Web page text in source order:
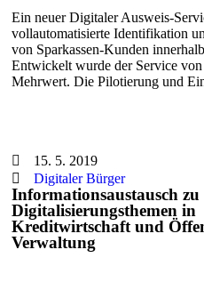
Ein neuer Digitaler Ausweis-
vollautomatisierte Identifikation
von Sparkassen-Kunden
Entwickelt wurde der Service
Mehrwert. Die Pilotierung und
15. 5. 2019
Digitaler Bürger
Informationsaustausch zu
Digitalisierungsthemen in
Kreditwirtschaft und
Verwaltung